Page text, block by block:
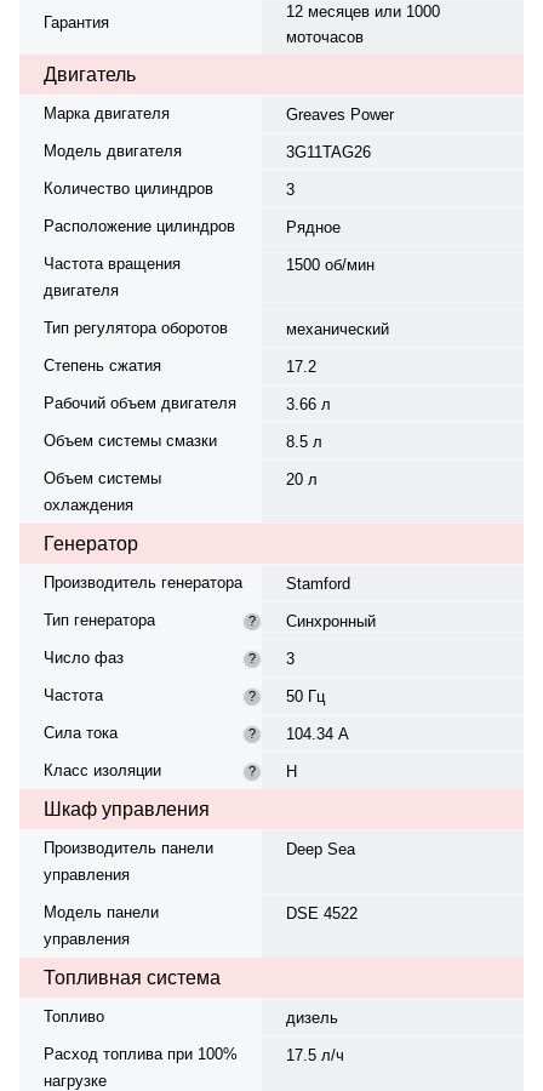
Гарантия
12 месяцев или 1000
моточасов
Двигатель
Марка двигателя
Greaves Power
Модель двигателя
3G11TAG26
Количество цилиндров
3
Расположение цилиндров
Рядное
Частота вращения
двигателя
1500 об/мин
Тип регулятора оборотов
механический
Степень сжатия
17.2
Рабочий объем двигателя
3.66 л
Объем системы смазки
8.5 л
Объем системы
охлаждения
20 л
Генератор
Производитель генератора
Stamford
Тип генератора
?
Синхронный
Число фаз
?
3
Частота
?
50 Гц
Сила тока
?
104.34 А
Класс изоляции
? H
Шкаф управления
Производитель панели
управления
Deep Sea
Модель панели
управления
DSE 4522
Топливная система
Топливо
дизель
Расход топлива при 100%
нагрузке
17.5 л/ч